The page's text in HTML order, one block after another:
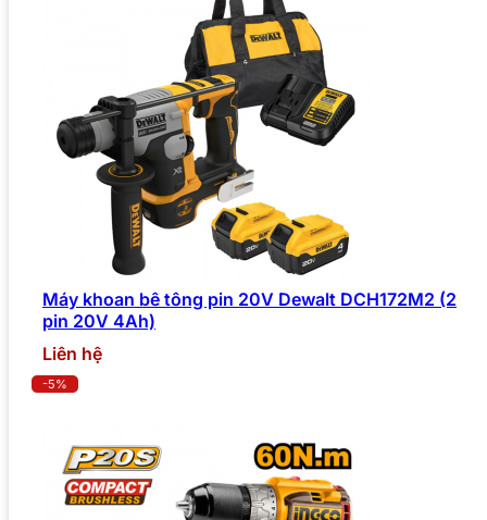
Máy khoan bê tông pin 20V Dewalt DCH172M2 (2
pin 20V 4Ah)
Liên hệ
-5%